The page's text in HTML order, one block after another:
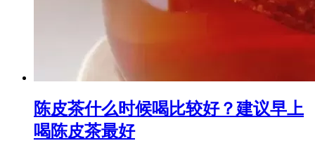
陈皮茶什么时候喝比较好？建议早上
喝陈皮茶最好